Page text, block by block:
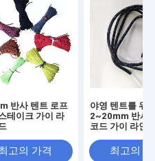
반사 텐트 로프
테이크 가이 라
고의 가격
야영 텐트를 위
2~20mm 반사
코드 가이 라인
최고의